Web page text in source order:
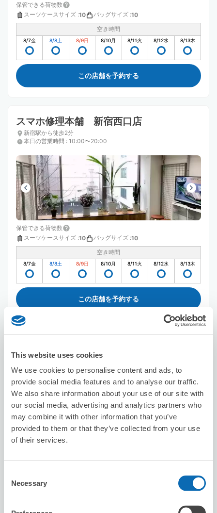
This website uses cookies
We use cookies to personalise content and ads, to
provide social media features and to analyse our traffic.
We also share information about your use of our site with
our social media, advertising and analytics partners who
may combine it with other information that you’ve
provided to them or that they’ve collected from your use
of their services.
Selection
Necessary
保管できる荷物数
スーツケースサイズ :10 バッグサイズ :10
空き時間
8/7金 8/8土 8/9日 8/10月 8/11火 8/12水 8/13木
この店舗を予約する
スマホ修理本舗 新宿西口店
新宿駅から徒歩2分
本日の営業時間 : 10:00〜20:00
保管できる荷物数
スーツケースサイズ :10 バッグサイズ :10
空き時間
8/7金 8/8土 8/9日 8/10月 8/11火 8/12水 8/13木
この店舗を予約する
新宿駅から徒歩1分
4.1★ ★★★★
★ ★★★★ 13件
丁寧に対応していただきました。 ありがとうございまし
た。
スーツケースサイズ